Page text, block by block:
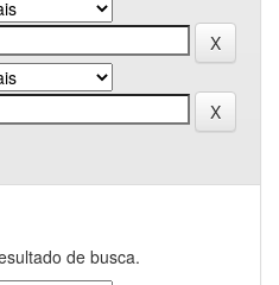
de busca.